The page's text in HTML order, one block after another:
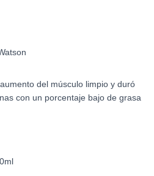
del músculo limpio y duró
con un porcentaje bajo de grasa